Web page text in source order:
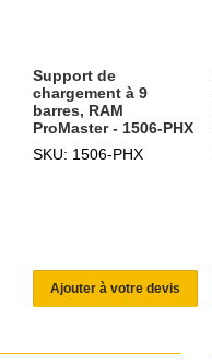
Support de
chargement à 9
barres, RAM
ProMaster - 1506-PHX
SKU: 1506-PHX
Ajouter à votre devis